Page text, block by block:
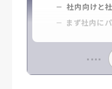
社内向けと
まず社内に